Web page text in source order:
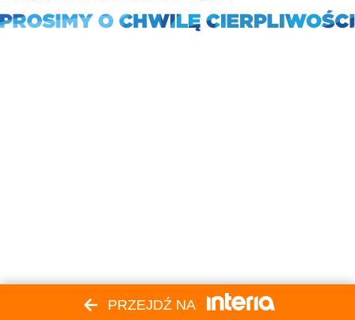
PRZEJDŹ NA